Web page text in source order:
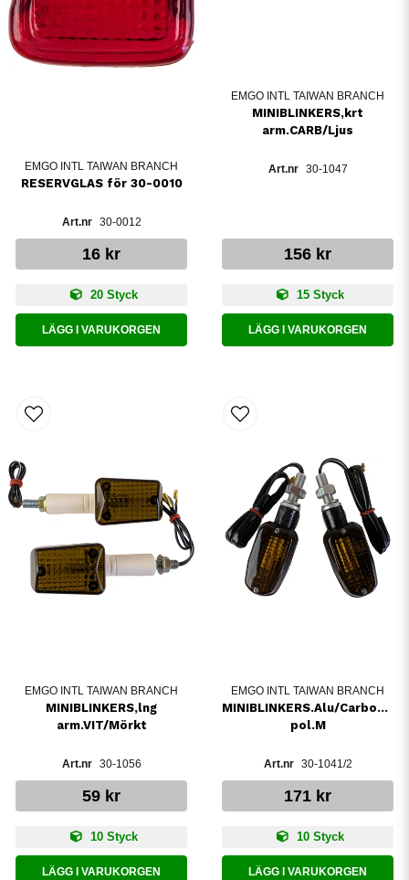
EMGO INTL TAIWAN BRANCH
RESERVGLAS för 30-0010
30-0012
16 kr
20 Styck
LÄGG I VARUKORGEN
EMGO INTL TAIWAN BRANCH
MINIBLINKERS,krt
arm.CARB/Ljus
30-1047
156 kr
15 Styck
LÄGG I VARUKORGEN
EMGO INTL TAIWAN BRANCH
MINIBLINKERS,lng
arm.VIT/Mörkt
30-1056
59 kr
10 Styck
LÄGG I VARUKORGEN
EMGO INTL TAIWAN BRANCH
MINIBLINKERS.Alu/Carbon1-
pol.M
30-1041/2
171 kr
10 Styck
LÄGG I VARUKORGEN